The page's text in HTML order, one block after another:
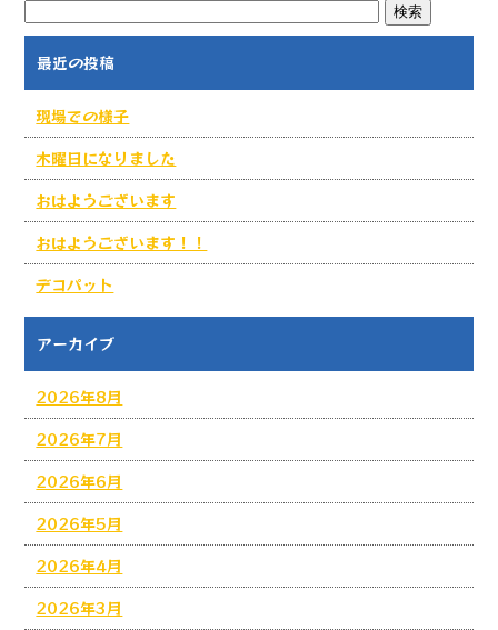
最近の投稿
現場での様子
木曜日になりました
おはようございます
おはようございます！！
デコパット
アーカイブ
2026年8月
2026年7月
2026年6月
2026年5月
2026年4月
2026年3月